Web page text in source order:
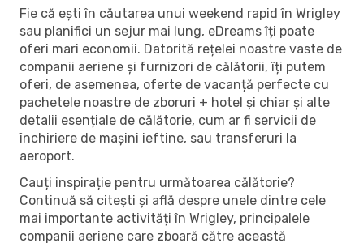
Fie că ești în căutarea unui weekend rapid în Wrigley
sau planifici un sejur mai lung, eDreams îți poate
oferi mari economii. Datorită rețelei noastre vaste de
companii aeriene și furnizori de călătorii, îți putem
oferi, de asemenea, oferte de vacanță perfecte cu
pachetele noastre de zboruri + hotel și chiar și alte
detalii esențiale de călătorie, cum ar fi servicii de
închiriere de mașini ieftine, sau transferuri la
aeroport.
Cauți inspirație pentru următoarea călătorie?
Continuă să citești și află despre unele dintre cele
mai importante activități în Wrigley, principalele
companii aeriene care zboară către această